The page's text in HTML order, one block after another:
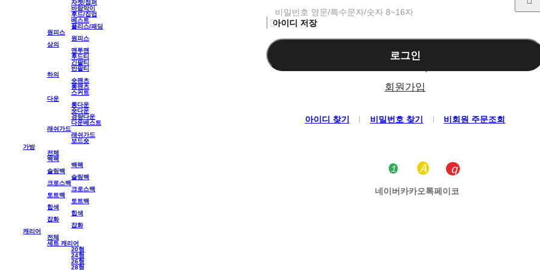
자켓/점퍼
바람막이
후드/집업
베스트
플리스/패딩
원피스
원피스
상의
맨투맨
후드티
긴팔티
반팔티
하의
숏팬츠
롱팬츠
스커트
다운
롱다운
숏다운
경량다운
다운베스트
래쉬가드
래쉬가드
보드숏
가방
전체
백팩
백팩
슬링백
슬링백
크로스백
크로스백
토트백
토트백
힙색
힙색
잡화
잡화
캐리어
전체
세트 캐리어
20형
24형
26형
28형
비밀번호 영문/특수문자/숫자 8~16자
아이디 저장
로그인
회원가입
아이디 찾기 비밀번호 찾기 비회원 주문조회
네이버 카카오톡페이코